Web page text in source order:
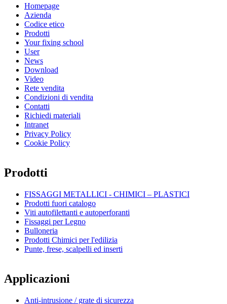
Homepage
Azienda
Codice etico
Prodotti
Your fixing school
User
News
Download
Video
Rete vendita
Condizioni di vendita
Contatti
Richiedi materiali
Intranet
Privacy Policy
Cookie Policy
Prodotti
FISSAGGI METALLICI - CHIMICI – PLASTICI
Prodotti fuori catalogo
Viti autofilettanti e autoperforanti
Fissaggi per Legno
Bulloneria
Prodotti Chimici per l'edilizia
Punte, frese, scalpelli ed inserti
Applicazioni
Anti-intrusione / grate di sicurezza